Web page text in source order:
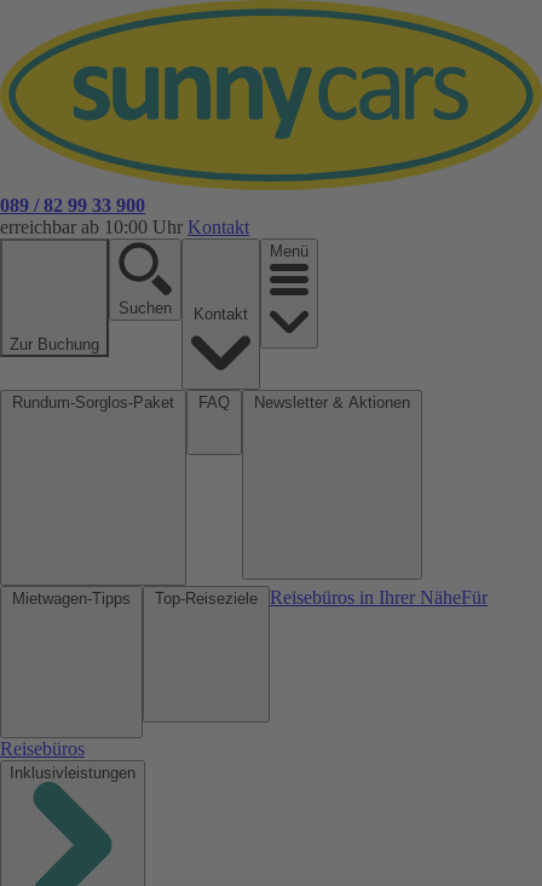
089 / 82 99 33 900
erreichbar ab 10:00 Uhr Kontakt
Zur Buchung
Suchen
Menü
Reisebüros in Ihrer NäheFür
Reisebüros
Inklusivleistungen